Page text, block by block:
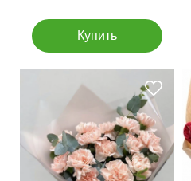
50 см 40 см